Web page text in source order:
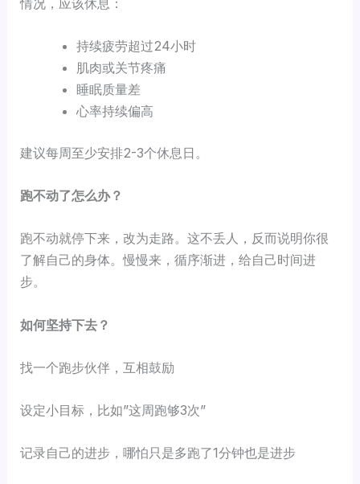
持续疲劳超过24小时
肌肉或关节疼痛
睡眠质量差
心率持续偏高
建议每周至少安排2-3个休息日。
跑不动了怎么办？
跑不动就停下来，改为走路。这不丢人，反而说明你很
了解自己的身体。慢慢来，循序渐进，给自己时间进
步。
如何坚持下去？
找一个跑步伙伴，互相鼓励
设定小目标，比如”这周跑够3次”
记录自己的进步，哪怕只是多跑了1分钟也是进步